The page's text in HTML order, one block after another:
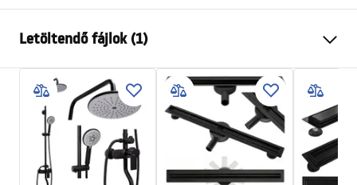
Az ajtó mérete
Az ajtó iránya
Univerzális
Üvegvastagság
6 mm
A zuhanyajtó magassága
195cm
Profil anyaga
Alumínium
Tartó anyaga
Sárgaréz
Letöltendő fájlok (1)
Instrukcja
Instrukcja Drzwi Rapid Swing 70-100.pdf